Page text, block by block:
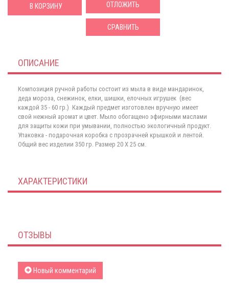
В КОРЗИНУ ОТЛОЖИТЬ
СРАВНИТЬ
ОПИСАНИЕ
Композиция ручной работы состоит из мыла в виде мандаринок,
деда мороза, снежинок, елки, шишки, елочных игрушек (вес
каждой 35 - 60 гр.) Каждый предмет изготовлен вручную имеет
свой нежный аромат и цвет. Мыло обогащено эфирными маслами
для защиты кожи при умывании, полностью экологичный продукт.
Упаковка - подарочная коробка с прозрачней крышкой и лентой.
Общий вес изделии 350 гр. Размер 20 Х 25 см.
ХАРАКТЕРИСТИКИ
ОТЗЫВЫ
Новый комментарий